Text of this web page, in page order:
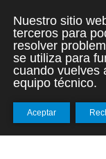
Nuestro sitio
terceros para
resolver
se utiliza para
cuando vuelves
equipo técnico.
Aceptar